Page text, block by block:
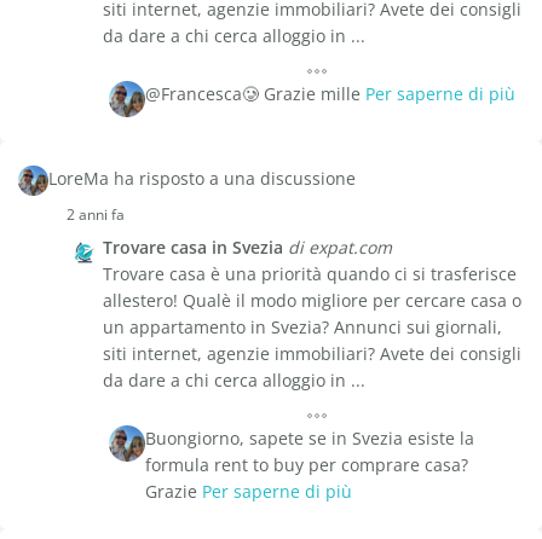
siti internet, agenzie immobiliari? Avete dei consigli
da dare a chi cerca alloggio in ...
@Francesca🥲 Grazie mille Per saperne di più
LoreMa ha risposto a una discussione
2 anni fa
Trovare casa in Svezia di expat.com
Trovare casa è una priorità quando ci si trasferisce
allestero! Qualè il modo migliore per cercare casa o
un appartamento in Svezia? Annunci sui giornali,
siti internet, agenzie immobiliari? Avete dei consigli
da dare a chi cerca alloggio in ...
Buongiorno, sapete se in Svezia esiste la
formula rent to buy per comprare casa?
Grazie Per saperne di più